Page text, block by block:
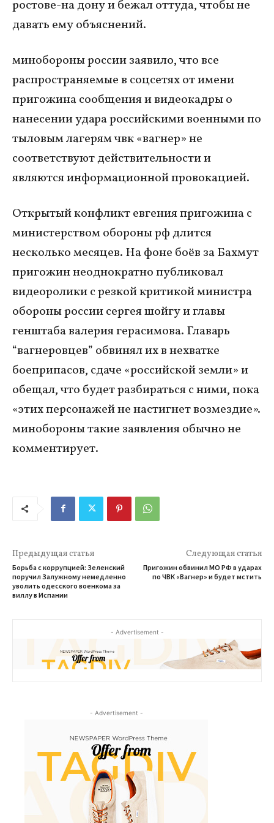
ростове-на дону и бежал оттуда, чтобы не
давать ему объяснений.
минобороны россии заявило, что все
распространяемые в соцсетях от имени
пригожина сообщения и видеокадры о
нанесении удара российскими военными по
тыловым лагерям чвк «вагнер» не
соответствуют действительности и
являются информационной провокацией.
Открытый конфликт евгения пригожина с
министерством обороны рф длится
несколько месяцев. На фоне боёв за Бахмут
пригожин неоднократно публиковал
видеоролики с резкой критикой министра
обороны россии сергея шойгу и главы
генштаба валерия герасимова. Главарь
“вагнеровцев” обвинял их в нехватке
боеприпасов, сдаче «российской земли» и
обещал, что будет разбираться с ними, пока
«этих персонажей не настигнет возмездие».
минобороны такие заявления обычно не
комментирует.
Предыдущая статья
Борьба с коррупцией: Зеленский
поручил Залужному немедленно
уволить одесского военкома за
виллу в Испании
Следующая статья
Пригожин обвинил МО РФ в ударах
по ЧВК «Вагнер» и будет мстить
- Advertisement -
- Advertisement -